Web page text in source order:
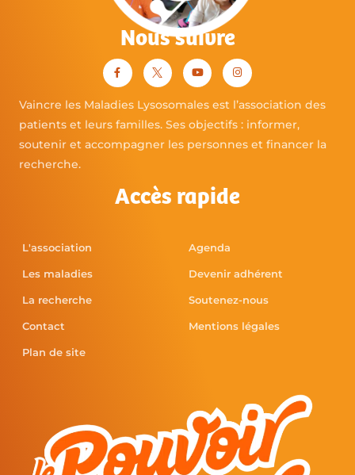
Nous suivre
Vaincre les Maladies Lysosomales est l’association des
patients et leurs familles. Ses objectifs : informer,
soutenir et accompagner les personnes et financer la
recherche.
Accès rapide
L'association
Les maladies
La recherche
Contact
Plan de site
Agenda
Devenir adhérent
Soutenez-nous
Mentions légales